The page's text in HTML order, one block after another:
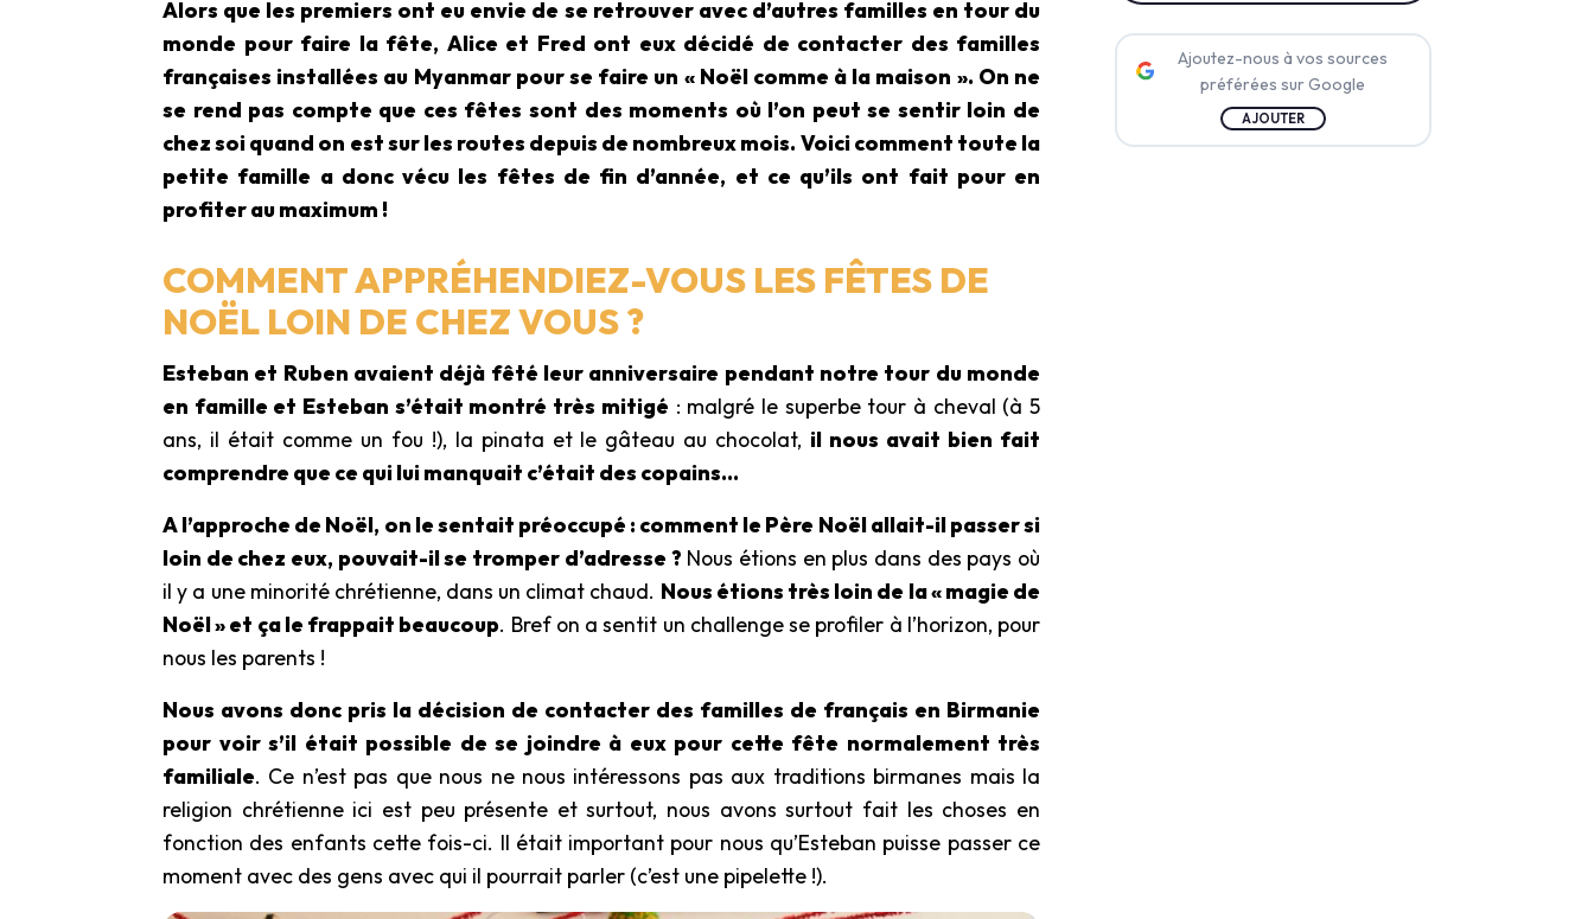
Alors que les premiers ont eu envie de se retrouver avec d’autres familles en tour du
monde pour faire la fête, Alice et Fred ont eux décidé de contacter des familles
françaises installées au Myanmar pour se faire un « Noël comme à la maison ». On ne
se rend pas compte que ces fêtes sont des moments où l’on peut se sentir loin de
chez soi quand on est sur les routes depuis de nombreux mois. Voici comment toute la
petite famille a donc vécu les fêtes de fin d’année, et ce qu’ils ont fait pour en
profiter au maximum !
COMMENT APPRÉHENDIEZ-VOUS LES FÊTES DE
NOËL LOIN DE CHEZ VOUS ?
Esteban et Ruben avaient déjà fêté leur anniversaire pendant notre tour du monde
en famille et Esteban s’était montré très mitigé : malgré le superbe tour à cheval (à 5
ans, il était comme un fou !), la pinata et le gâteau au chocolat, il nous avait bien fait
comprendre que ce qui lui manquait c’était des copains…
A l’approche de Noël, on le sentait préoccupé : comment le Père Noël allait-il passer si
loin de chez eux, pouvait-il se tromper d’adresse ? Nous étions en plus dans des pays où
il y a une minorité chrétienne, dans un climat chaud. Nous étions très loin de la « magie de
Noël » et ça le frappait beaucoup. Bref on a sentit un challenge se profiler à l’horizon, pour
nous les parents !
Nous avons donc pris la décision de contacter des familles de français en Birmanie
pour voir s’il était possible de se joindre à eux pour cette fête normalement très
familiale. Ce n’est pas que nous ne nous intéressons pas aux traditions birmanes mais la
religion chrétienne ici est peu présente et surtout, nous avons surtout fait les choses en
fonction des enfants cette fois-ci. Il était important pour nous qu’Esteban puisse passer ce
moment avec des gens avec qui il pourrait parler (c’est une pipelette !).
Ajoutez-nous à vos sources
préférées sur Google
AJOUTER